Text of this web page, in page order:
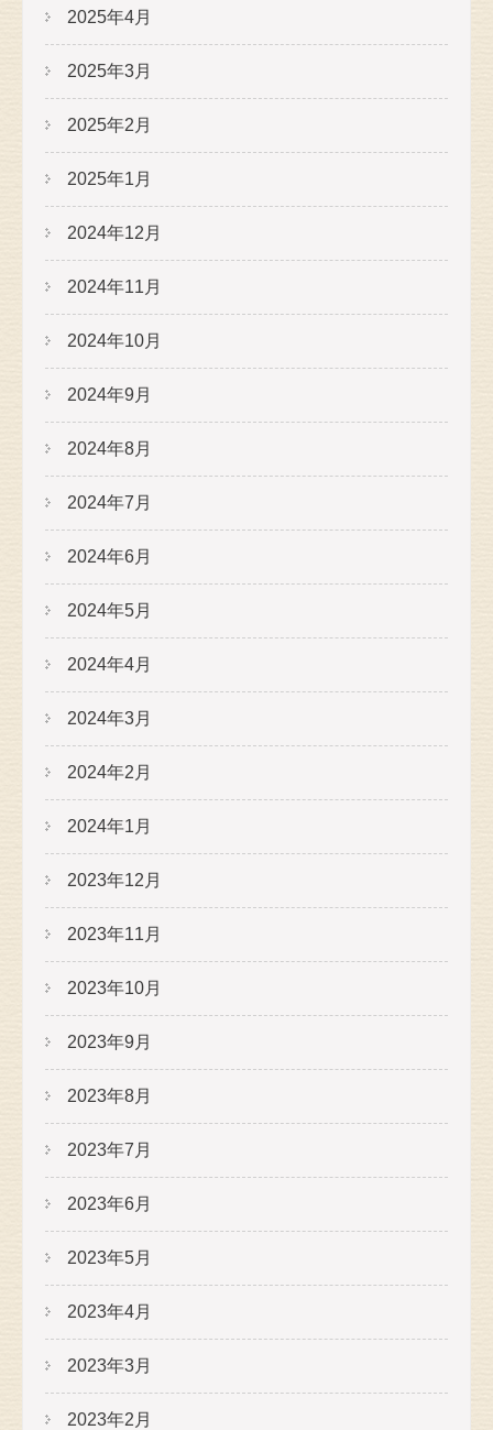
2025年4月
2025年3月
2025年2月
2025年1月
2024年12月
2024年11月
2024年10月
2024年9月
2024年8月
2024年7月
2024年6月
2024年5月
2024年4月
2024年3月
2024年2月
2024年1月
2023年12月
2023年11月
2023年10月
2023年9月
2023年8月
2023年7月
2023年6月
2023年5月
2023年4月
2023年3月
2023年2月